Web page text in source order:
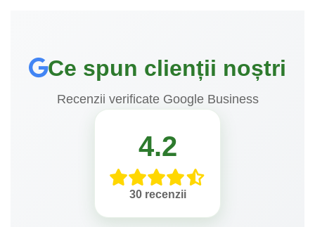
Ce spun clienții noștri
Recenzii verificate Google Business
4.2
30 recenzii